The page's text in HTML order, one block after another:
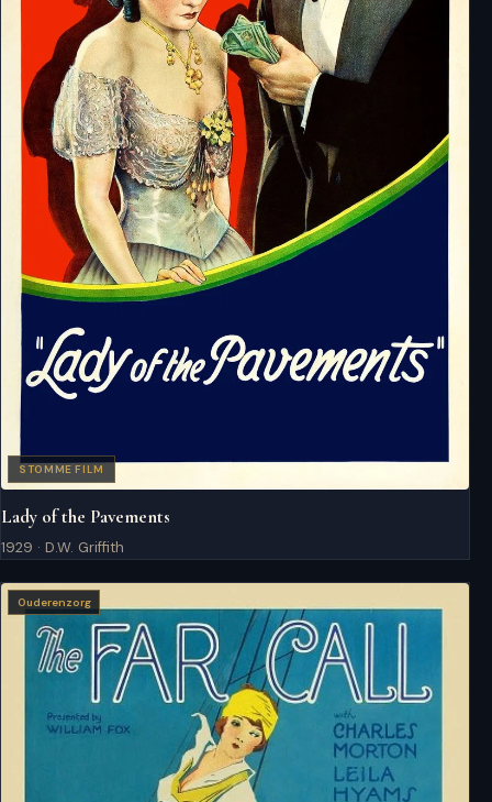
STOMME FILM
Lady of the Pavements
1929 · D.W. Griffith
Ouderenzorg